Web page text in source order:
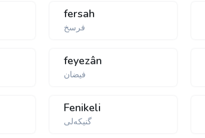
fersah
فرسخ
feyezân
فیضان
Fenikeli
گنیكەلی